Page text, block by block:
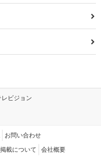
レビジョン
お問い合わせ
載について 会社概要